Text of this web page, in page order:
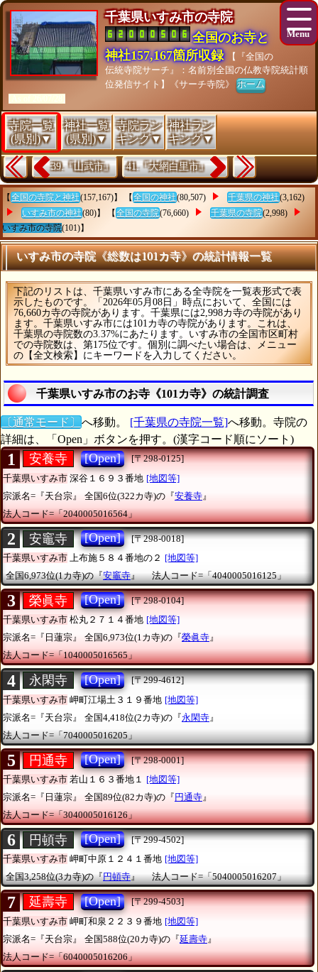
千葉県いすみ市の寺院
全国のお寺と
神社157,167箇所収録
【『全国の
伝統寺院サーチ』：名前別全国の仏教寺院統計順
位発信サイト】《サーチ寺院》ホーム
[As of 26/07/28]
寺院一覧
(県別)▼
神社一覧
(県別)▼
寺院ラン
キング▼
神社ラン
キング▼
39.『山武市』 41.『大網白里市』
【 全国の寺院と神社(157,167)】 【 全国の神社(80,507) 千葉県の神社(3,162)
いすみ市の神社(80)】 【 全国の寺院(76,660) 千葉県の寺院(2,998)
いすみ市の寺院(101)】
いすみ市の寺院《総数は101カ寺》の統計情報一覧
下記のリストは、千葉県いすみ市にある全寺院を一覧表形式で表
示したものです。「2026年05月08日」時点において、全国には
76,660カ寺の寺院があります。千葉県には2,998カ寺の寺院があり
ます。千葉県いすみ市には101カ寺の寺院があります。これは、
千葉県の寺院数の3.37%にあたります。いすみ市の全国市区町村
での寺院数は、第175位です。個別に調べたい場合は、メニュー
の【全文検索】にキーワードを入力してください。
千葉県いすみ市のお寺《101カ寺》の統計調査
〔通常モード〕 へ移動。 [千葉県の寺院一覧]へ移動。寺院の
詳細は、「Open」ボタンを押す。(漢字コード順にソート)
1 安養寺 [Open]
[〒298-0125]
千葉県いすみ市 深谷１６９３番地 [地図等]
宗派名=『天台宗』
全国6位(322カ寺)の『安養寺 』
法人コード=「2040005016564」
2 安竈寺 [Open]
[〒298-0018]
千葉県いすみ市 上布施５８４番地の２ [地図等]
全国6,973位(1カ寺)の『安竈寺』 法人コード=「4040005016125」
3 榮眞寺 [Open]
[〒298-0104]
千葉県いすみ市 松丸２７１４番地 [地図等]
宗派名=『日蓮宗』
全国6,973位(1カ寺)の『榮眞寺』
法人コード=「1040005016565」
4 永閑寺 [Open]
[〒299-4612]
千葉県いすみ市 岬町江場土３１９番地 [地図等]
宗派名=『天台宗』
全国4,418位(2カ寺)の『永閑寺 』
法人コード=「7040005016205」
5 円通寺 [Open]
[〒298-0001]
千葉県いすみ市 若山１６３番地１ [地図等]
宗派名=『日蓮宗』
全国89位(82カ寺)の『 円通寺』
法人コード=「3040005016126」
6 円頓寺 [Open]
[〒299-4502]
千葉県いすみ市 岬町中原１２４１番地 [地図等]
全国3,258位(3カ寺)の『円頓寺』 法人コード=「5040005016207」
7 延壽寺 [Open]
[〒299-4503]
千葉県いすみ市 岬町和泉２２３９番地 [地図等]
宗派名=『天台宗』
全国588位(20カ寺)の『延壽寺 』
法人コード=「6040005016206」